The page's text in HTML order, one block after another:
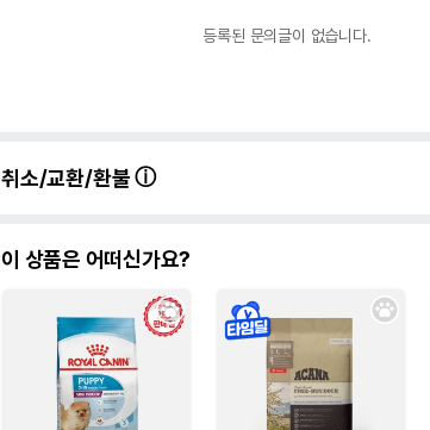
등록된 문의글이 없습니다.
취소/교환/환불
이 상품은 어떠신가요?